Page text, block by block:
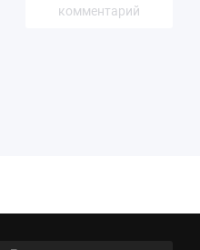
комментарий